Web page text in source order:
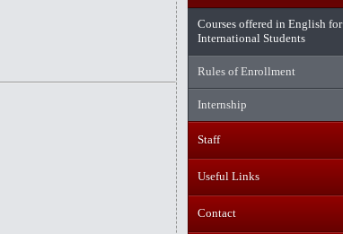
Courses offered in English for
International Students
Rules of Enrollment
Internship
Staff
Useful Links
Contact